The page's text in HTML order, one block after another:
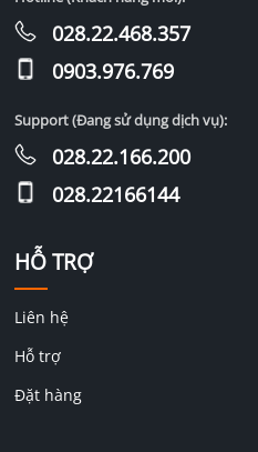
HỖ TRỢ
Liên hệ
Hỗ trợ
Đặt hàng
028.22.468.357
0903.976.769
Support (Đang sử dụng dịch vụ):
028.22.166.200
028.22166144